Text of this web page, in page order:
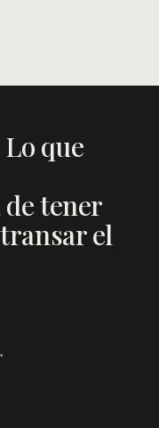
que
de tener
el